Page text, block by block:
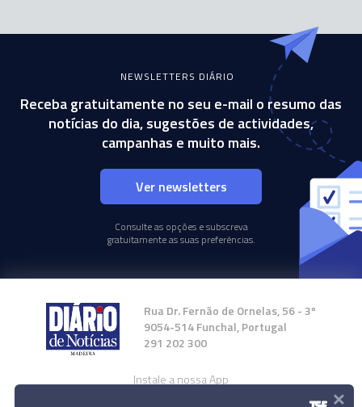
NEWSLETTERS DIÁRIO
Receba gratuitamente no seu e-mail o resumo das
notícias do dia, sugestões de actividades,
campanhas e muito mais.
Ver newsletters
Consulte as opções e subscreva
gratuitamente as suas preferências.
Rua Dr. Fernão de Ornelas, 56 - 3º
9054-514 Funchal, Portugal
291 202 300
Instale a nossa App ×